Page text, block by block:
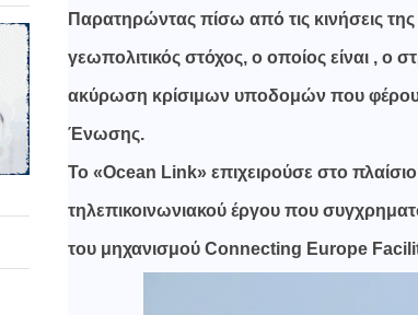
Παρατηρώντας πίσω από τις κινήσεις
γεωπολιτικός στόχος, ο οποίος είναι , ο
ακύρωση κρίσιμων υποδομών που
Ένωσης.
Το «Ocean Link» επιχειρούσε στο
τηλεπικοινωνιακού έργου που
του μηχανισμού Connecting Europe